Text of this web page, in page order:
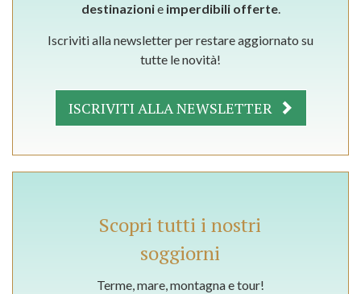
destinazionie imperdibili offerte.
Iscriviti alla newsletter per restare aggiornato su
tutte le novità!
ISCRIVITI ALLA NEWSLETTER
Scopri tutti i nostri
soggiorni
Terme, mare, montagna e tour!